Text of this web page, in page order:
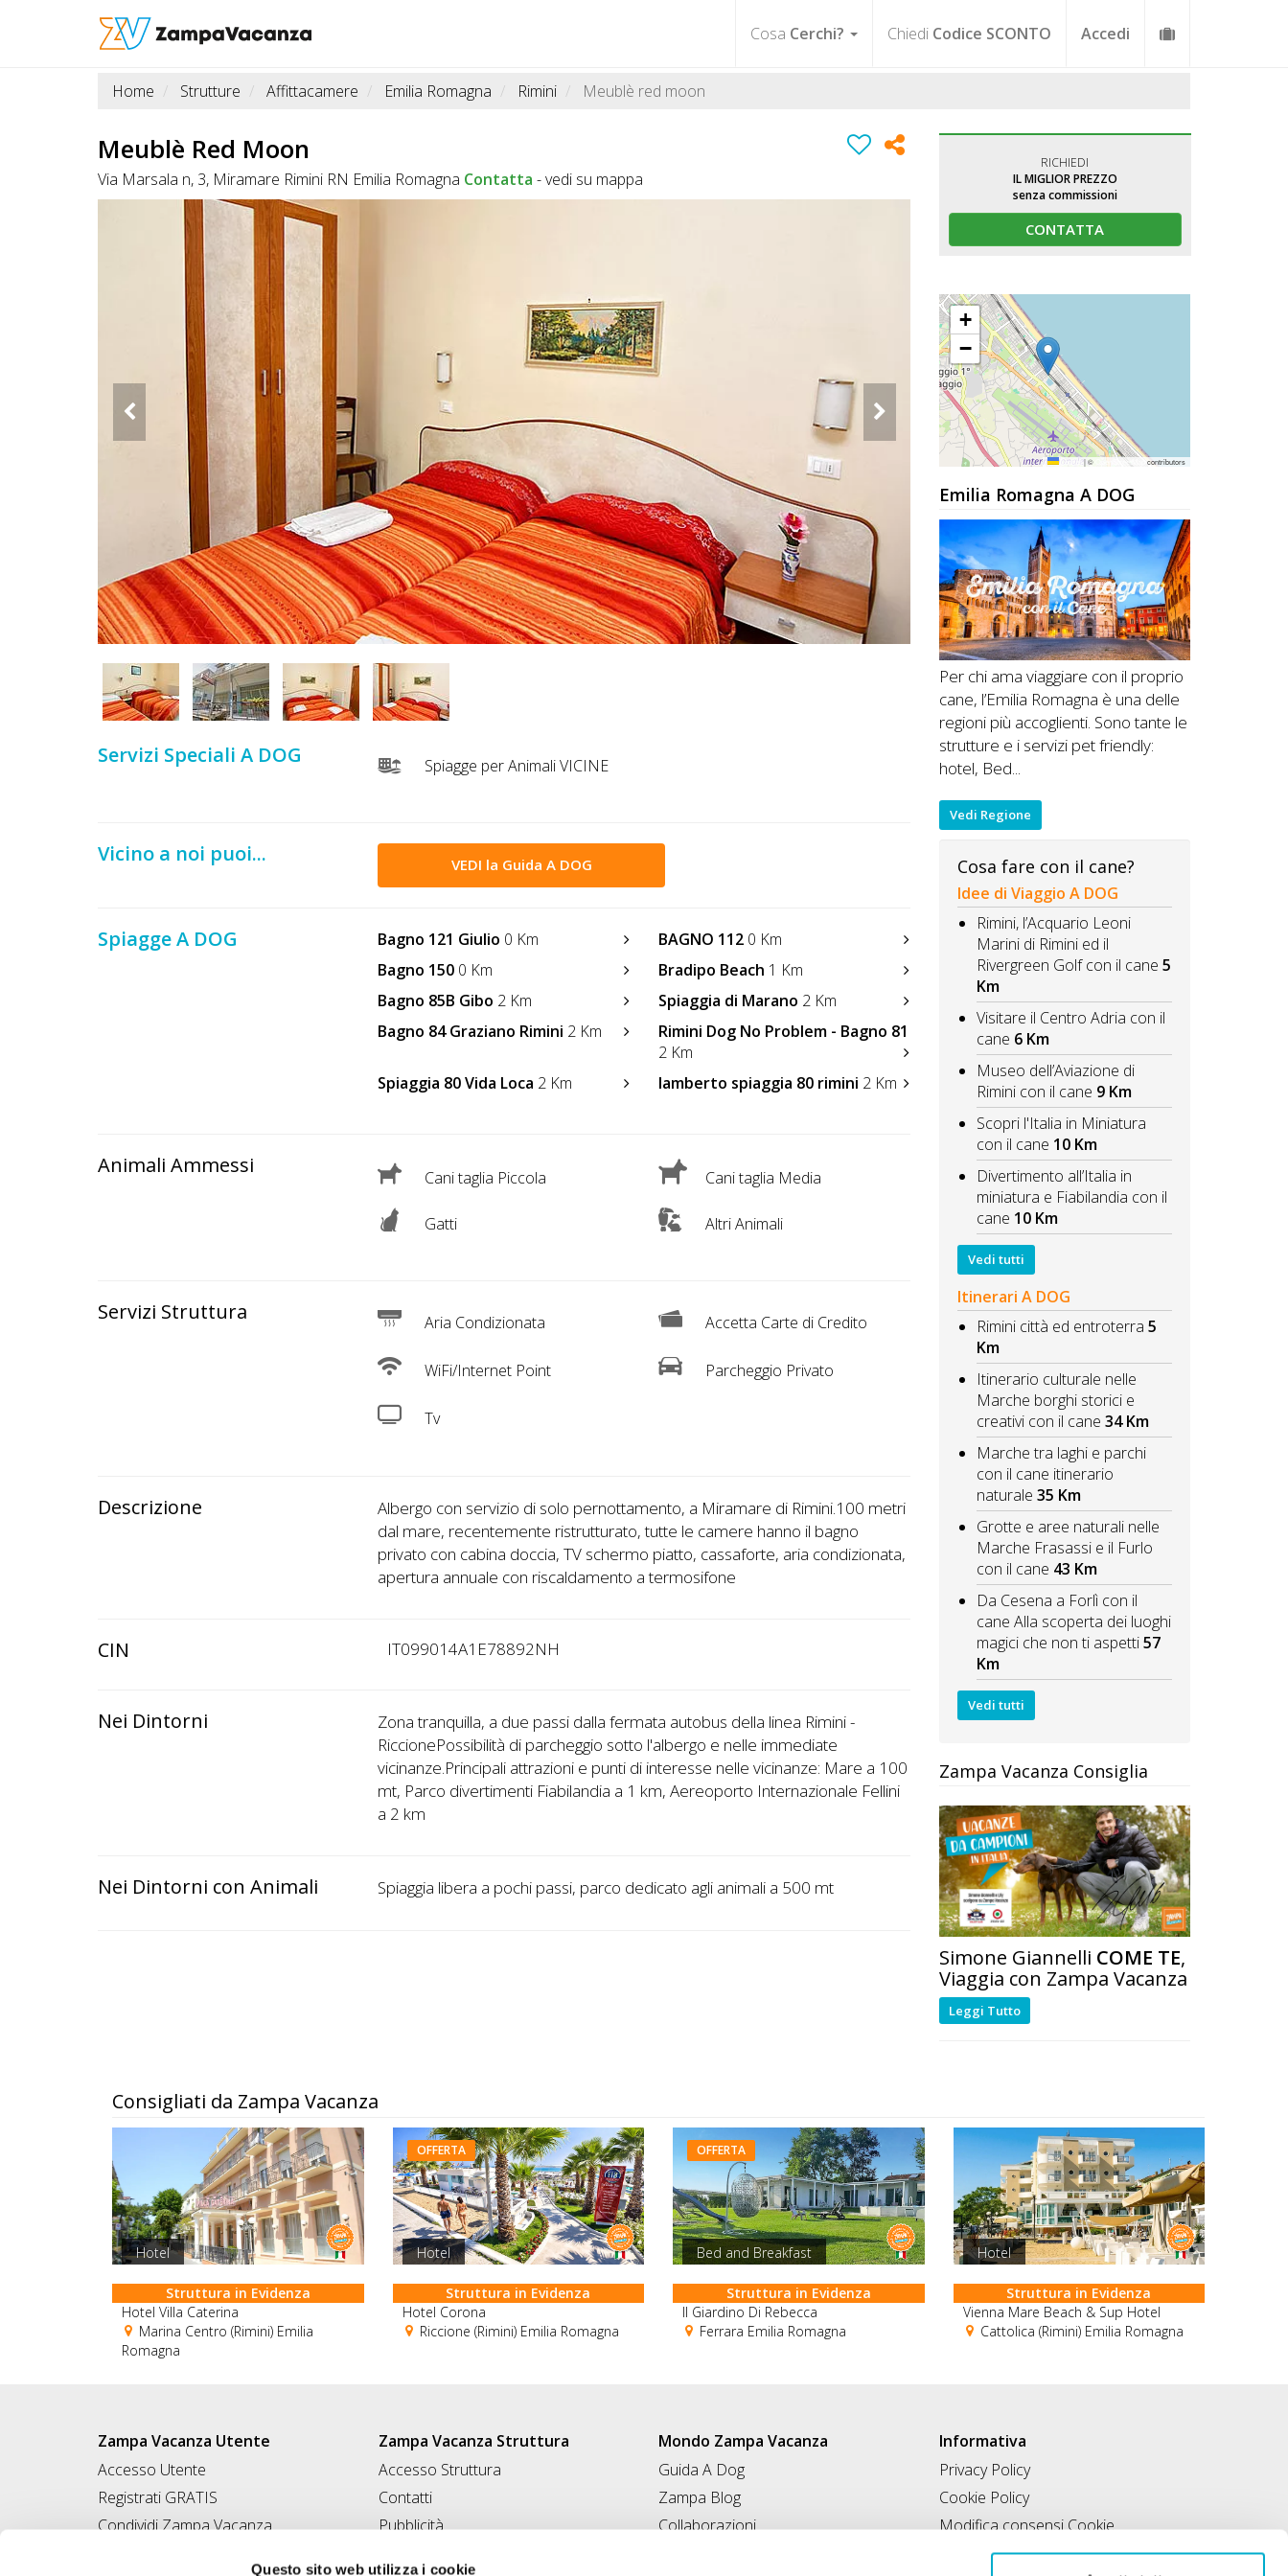
Questo sito web utilizza i cookie
Cosa Cerchi? Chiedi Codice SCONTO Accedi
STRUTTURE
OFFERTE
CHIEDI
CODICE
SCONTO
Lavora
Registrati
Home Strutture Affittacamere Emilia Romagna Rimini Meublè red moon
Meublè Red Moon
Via Marsala n, 3, Miramare Rimini RN Emilia Romagna Contatta -vedi su mappa
Servizi Speciali A DOG Spiagge per Animali VICINE
Vicino a noi puoi... VEDI la Guida A DOG
Spiagge A DOG Bagno 121 Giulio 0 Km BAGNO 1120 Km
Bagno 150 0 Km Bradipo Beach 1 Km
Bagno 85B Gibo 2 Km Spiaggia di Marano 2 Km
Bagno 84 Graziano Rimini 2 Km
Rimini Dog No Problem - Bagno 81
2 Km
Spiaggia 80 Vida Loca 2 Km lamberto spiaggia 80 rimini 2 Km
Animali Ammessi Cani taglia Piccola Cani taglia Media
Gatti Altri Animali
Servizi Struttura Aria Condizionata Accetta Carte di Credito
WiFi/Internet Point Parcheggio Privato
Tv
Descrizione
Albergo con servizio di solo pernottamento, a Miramare di Rimini.100 metri
dal mare, recentemente ristrutturato, tutte le camere hanno il bagno
privato con cabina doccia, TV schermo piatto, cassaforte, aria condizionata,
apertura annuale con riscaldamento a termosifone
CIN IT099014A1E78892NH
Nei Dintorni
Zona tranquilla, a due passi dalla fermata autobus della linea Rimini -
RiccionePossibilità di parcheggio sotto l'albergo e nelle immediate
vicinanze.Principali attrazioni e punti di interesse nelle vicinanze: Mare a 100
mt, Parco divertimenti Fiabilandia a 1 km, Aereoporto Internazionale Fellini
a 2 km
Nei Dintorni con Animali Spiaggia libera a pochi passi, parco dedicato agli animali a 500 mt
RICHIEDI
IL MIGLIOR PREZZO
senza commissioni
CONTATTA
+
−
Leaflet |© OpenStreetMap contributors
Emilia Romagna A DOG
Per chi ama viaggiare con il proprio
cane, l’Emilia Romagna è una delle
regioni più accoglienti. Sono tante le
strutture e i servizi pet friendly:
hotel, Bed...
Vedi Regione
Cosa fare con il cane?
Idee di Viaggio A DOG
Rimini, l’Acquario Leoni
Marini di Rimini ed il
Rivergreen Golf con il cane 5
Km
Visitare il Centro Adria con il
cane 6 Km
Museo dell’Aviazione di
Rimini con il cane 9 Km
Scopri l'Italia in Miniatura
con il cane 10 Km
Divertimento all’Italia in
miniatura e Fiabilandia con il
cane 10 Km
Vedi tutti
Itinerari A DOG
Rimini città ed entroterra 5
Km
Itinerario culturale nelle
Marche borghi storici e
creativi con il cane 34 Km
Marche tra laghi e parchi
con il cane itinerario
naturale 35 Km
Grotte e aree naturali nelle
Marche Frasassi e il Furlo
con il cane 43 Km
Da Cesena a Forlì con il
cane Alla scoperta dei luoghi
magici che non ti aspetti 57
Km
Vedi tutti
Zampa Vacanza Consiglia
Simone Giannelli COME TE,
Viaggia con Zampa Vacanza
Leggi Tutto
Consigliati da Zampa Vacanza
Hotel
Struttura in Evidenza
Hotel Villa Caterina
Marina Centro (Rimini) Emilia
Romagna
OFFERTA
Hotel
Struttura in Evidenza
Hotel Corona
Riccione (Rimini) Emilia Romagna
OFFERTA
Bed and Breakfast
Struttura in Evidenza
Il Giardino Di Rebecca
Ferrara Emilia Romagna
Hotel
Struttura in Evidenza
Vienna Mare Beach & Sup Hotel
Cattolica (Rimini) Emilia Romagna
Zampa Vacanza Utente
Accesso Utente
Registrati GRATIS
Condividi Zampa Vacanza
Zampa Vacanza Struttura
Accesso Struttura
Contatti
Pubblicità
Mondo Zampa Vacanza
Guida A Dog
Zampa Blog
Collaborazioni
Informativa
Privacy Policy
Cookie Policy
Modifica consensi Cookie
Condizioni di utilizzo